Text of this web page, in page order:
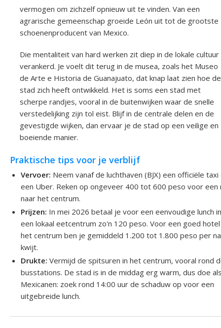
vermogen om zichzelf opnieuw uit te vinden. Van een
agrarische gemeenschap groeide León uit tot de grootste
schoenenproducent van Mexico.
Die mentaliteit van hard werken zit diep in de lokale cultuur
verankerd. Je voelt dit terug in de musea, zoals het Museo
de Arte e Historia de Guanajuato, dat knap laat zien hoe de
stad zich heeft ontwikkeld. Het is soms een stad met
scherpe randjes, vooral in de buitenwijken waar de snelle
verstedelijking zijn tol eist. Blijf in de centrale delen en de
gevestigde wijken, dan ervaar je de stad op een veilige en
boeiende manier.
Praktische tips voor je verblijf
Vervoer: Neem vanaf de luchthaven (BJX) een officiële taxi
een Uber. Reken op ongeveer 400 tot 600 peso voor een
naar het centrum.
Prijzen: In mei 2026 betaal je voor een eenvoudige lunch
een lokaal eetcentrum zo'n 120 peso. Voor een goed
het centrum ben je gemiddeld 1.200 tot 1.800 peso per
kwijt.
Drukte: Vermijd de spitsuren in het centrum, vooral rond
busstations. De stad is in de middag erg warm, dus doe
Mexicanen: zoek rond 14:00 uur de schaduw op voor een
uitgebreide lunch.